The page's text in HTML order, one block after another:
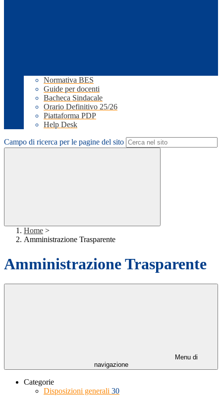
Normativa BES
Guide per docenti
Bacheca Sindacale
Orario Definitivo 25/26
Piattaforma PDP
Help Desk
Campo di ricerca per le pagine del sito
Home >
Amministrazione Trasparente
Amministrazione Trasparente
Menu di
navigazione
Categorie
Disposizioni generali 30